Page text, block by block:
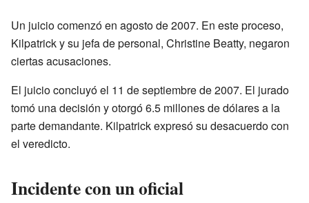
Un juicio comenzó en agosto de 2007. En este proceso,
Kilpatrick y su jefa de personal, Christine Beatty, negaron
ciertas acusaciones.
El juicio concluyó el 11 de septiembre de 2007. El jurado
tomó una decisión y otorgó 6.5 millones de dólares a la
parte demandante. Kilpatrick expresó su desacuerdo con
el veredicto.
Incidente con un oficial